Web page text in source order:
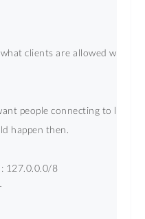
clients are allowed what
people connecting to
happen then.
127.0.0.0/8